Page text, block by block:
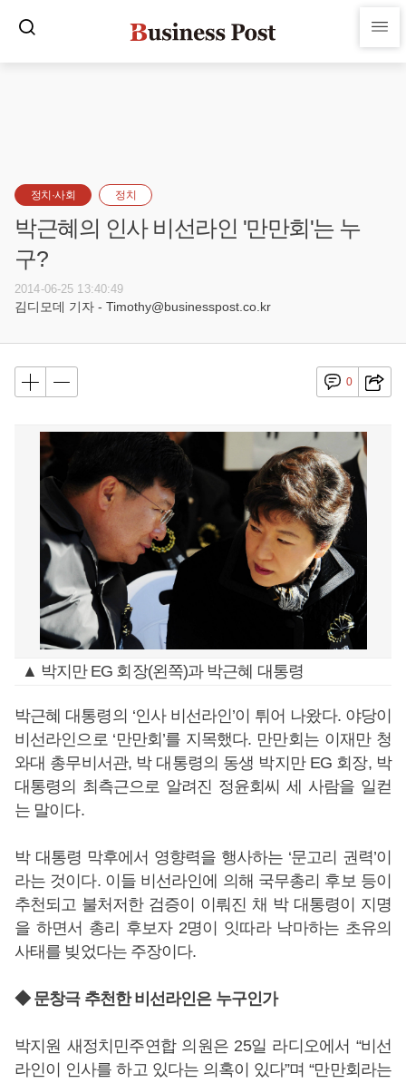
정치·사회 정치
박근혜의 인사 비선라인 '만만회'는 누
구?
2014-06-25 13:40:49
김디모데 기자 - Timothy@businesspost.co.kr
0
▲ 박지만 EG 회장(왼쪽)과 박근혜 대통령
박근혜 대통령의 ‘인사 비선라인’이 튀어 나왔다. 야당이
비선라인으로 ‘만만회’를 지목했다. 만만회는 이재만 청
와대 총무비서관, 박 대통령의 동생 박지만 EG 회장, 박
대통령의 최측근으로 알려진 정윤회씨 세 사람을 일컫
는 말이다.
박 대통령 막후에서 영향력을 행사하는 ‘문고리 권력’이
라는 것이다. 이들 비선라인에 의해 국무총리 후보 등이
추천되고 불처저한 검증이 이뤄진 채 박 대통령이 지명
을 하면서 총리 후보자 2명이 잇따라 낙마하는 초유의
사태를 빚었다는 주장이다.
◆ 문창극 추천한 비선라인은 누구인가
박지원 새정치민주연합 의원은 25일 라디오에서 “비선
라인이 인사를 하고 있다는 의혹이 있다”며 “만만회라는